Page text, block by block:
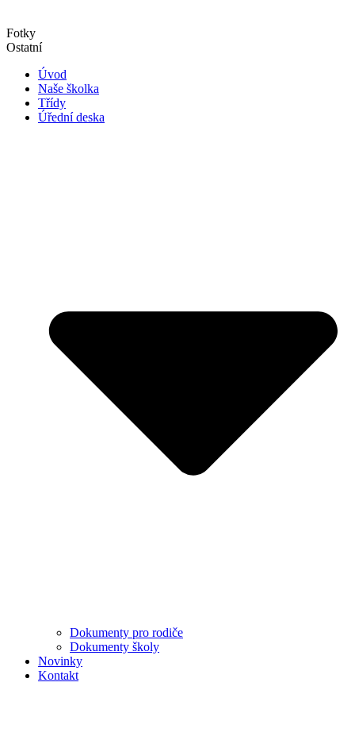
Fotky
Ostatní
Úvod
Naše školka
Třídy
Úřední deska
Dokumenty pro rodiče
Dokumenty školy
Novinky
Kontakt